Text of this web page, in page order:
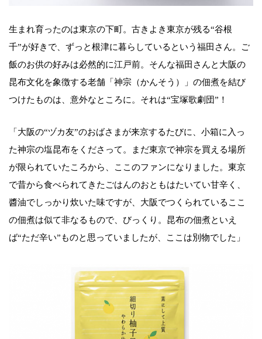
生まれ育ったのは東京の下町。古きよき東京が残る“谷根
千”が好きで、ずっと根津に暮らしているという福田さん。ご
飯のお供の好みは必然的に江戸前。そんな福田さんと大阪の
昆布文化を象徴する老舗「神宗（かんそう）」の佃煮を結び
つけたものは、意外なところに。それは“宝塚歌劇団”！
「大阪の“ヅカ友”のおばさまが来京するたびに、小箱に入っ
た神宗の塩昆布をくださって。まだ東京で神宗を買える場所
が限られていたころから、ここのファンになりました。東京
で昔から食べられてきたごはんのおともはたいてい甘辛く、
醬油でしっかり炊いた味ですが、大阪でつくられているここ
の佃煮は似て非なるもので、びっくり。昆布の佃煮といえ
ば“ただ辛い”ものと思っていましたが、ここは別物でした」